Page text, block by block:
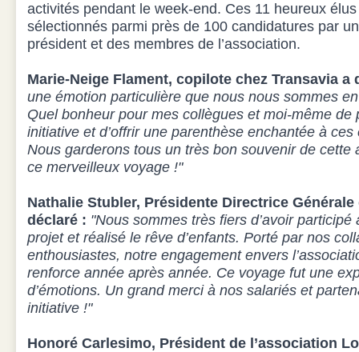
activités pendant le week-end. Ces 11 heureux
sélectionnés parmi près de 100 candidatures par
président et des membres de l’association.
Marie-Neige Flament, copilote chez Transavia a
une émotion particulière que nous nous sommes
Quel bonheur pour mes collègues et moi-même de
initiative et d’offrir une parenthèse enchantée à
Nous garderons tous un très bon souvenir de cette
ce merveilleux voyage !"
Nathalie Stubler, Présidente Directrice Générale
déclaré : "Nous sommes très fiers d’avoir
projet et réalisé le rêve d’enfants. Porté par nos
enthousiastes, notre engagement envers
renforce année après année. Ce voyage fut une
d’émotions. Un grand merci à nos salariés et
initiative !"
Honoré Carlesimo, Président de l’association